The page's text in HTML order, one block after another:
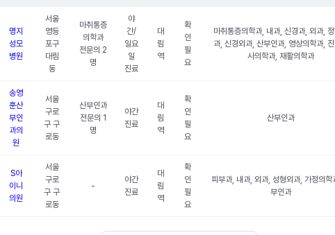
명지
성모
병원
서울
영등
포구
대림
동
마취통증
의학과
전문의 2
명
야
간/
일요
일
진료
대
림
역
확
인
필
요
마취통증의학과, 내과, 신경과, 외과,
과, 신경외과, 산부인과, 영상의학과,
사의학과, 재활의학과
송영
훈산
부인
과의
원
서울
구로
구 구
로동
산부인과
전문의 1
명
야간
진료
대
림
역
확
인
필
요
산부인과
S아
이니
의원
서울
구로
구 구
로동
-
야간
진료
대
림
역
확
인
필
요
피부과, 내과, 외과, 성형외과, 가정의학
부인과